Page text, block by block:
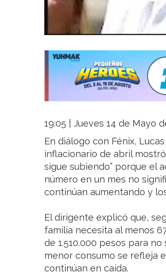
19:05 | Jueves 14 de Mayo
En diálogo con Fénix,
inflacionario de abril
sigue subiendo” porque el
número en un mes no
continúan aumentando y
El dirigente explicó que,
familia necesita al menos
de 1.510.000 pesos para
menor consumo se refleja
continúan en caída.